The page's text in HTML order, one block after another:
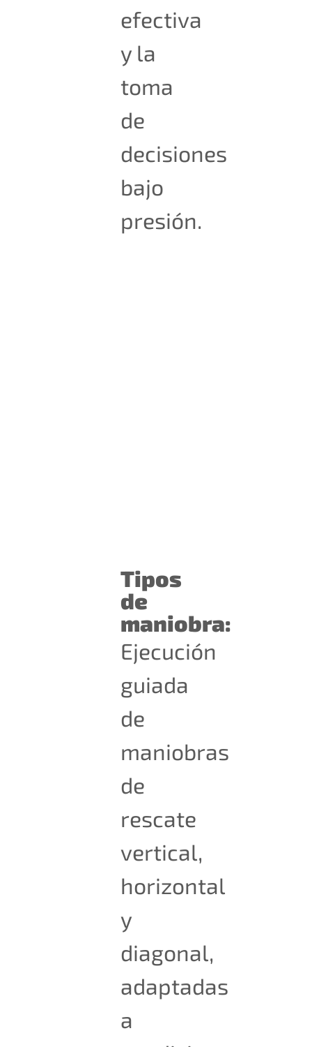
efectiva
y la
toma
de
decisiones
bajo
presión.
Tipos
de
maniobra:
Ejecución
guiada
de
maniobras
de
rescate
vertical,
horizontal
y
diagonal,
adaptadas
a